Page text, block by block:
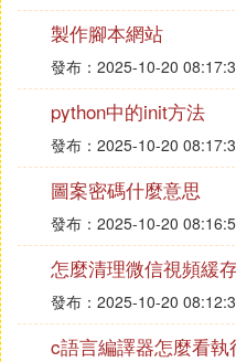
安裝FOXHIS系統的相
行庫、Sybase Open
行庫以及資料庫配置和
裝這些組件。然後填寫
的名稱，然後點擊下一
改為使用地址。
西軟酒店管理系統軟體
製作腳本網站
發布：2025-10-20
python中的init方法
發布：2025-10-20
圖案密碼什麼意思
發布：2025-10-20
怎麼清理微信視頻緩
發布：2025-10-20
c語言編譯器怎麼看執